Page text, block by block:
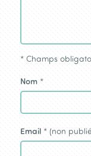
* Champs
Nom *
Email * (non